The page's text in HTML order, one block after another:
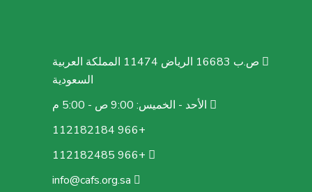
ص.ب 16683 الرياض 11474 المملكة العربية
السعودية
الأحد - الخميس: 9:00 ص - 5:00 م
+966 112182184
+966 112182485
info@cafs.org.sa